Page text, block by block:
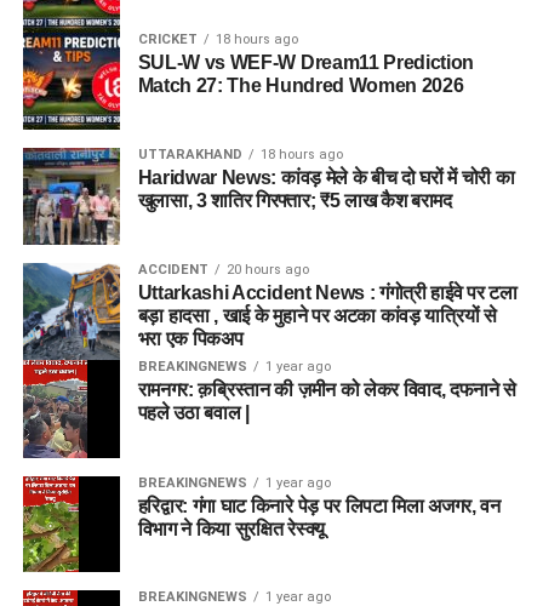
CRICKET 18 hours ago
SUL-W vs WEF-W Dream11 Prediction
Match 27: The Hundred Women 2026
UTTARAKHAND 18 hours ago
Haridwar News: कांवड़ मेले के बीच दो घरों में चोरी का
खुलासा, 3 शातिर गिरफ्तार; ₹5 लाख कैश बरामद
ACCIDENT 20 hours ago
Uttarkashi Accident News : गंगोत्री हाईवे पर टला
बड़ा हादसा , खाई के मुहाने पर अटका कांवड़ यात्रियों से
भरा एक पिकअप
BREAKINGNEWS 1 year ago
रामनगर: क़ब्रिस्तान की ज़मीन को लेकर विवाद, दफनाने से
पहले उठा बवाल |
BREAKINGNEWS 1 year ago
हरिद्वार: गंगा घाट किनारे पेड़ पर लिपटा मिला अजगर, वन
विभाग ने किया सुरक्षित रेस्क्यू
BREAKINGNEWS 1 year ago